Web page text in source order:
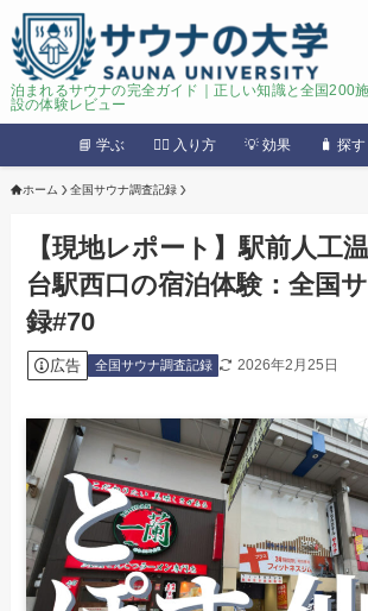
泊まれるサウナの完全ガイド｜正しい知識と全国200施
設の体験レビュー
📘 学ぶ 🧖‍♂️ 入り方 💡 効果 🧳 探す
ホーム 全国サウナ調査記録
【現地レポート】駅前人工
台駅西口の宿泊体験：全国
録#70
広告 全国サウナ調査記録 2026年2月25日